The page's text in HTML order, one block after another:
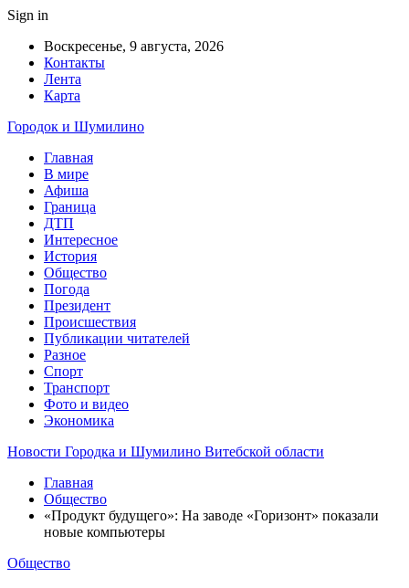
Sign in
Воскресенье, 9 августа, 2026
Контакты
Лента
Карта
Городок и Шумилино
Главная
В мире
Афиша
Граница
ДТП
Интересное
История
Общество
Погода
Президент
Происшествия
Публикации читателей
Разное
Спорт
Транспорт
Фото и видео
Экономика
Новости Городка и Шумилино Витебской области
Главная
Общество
«Продукт будущего»: На заводе «Горизонт» показали
новые компьютеры
Общество